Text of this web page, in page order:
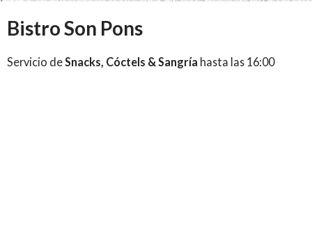
Bistro Son Pons
Servicio deSnacks, Cóctels & Sangría hasta las 16:00